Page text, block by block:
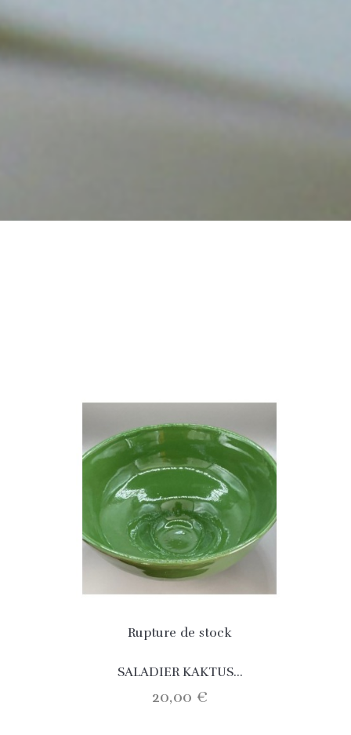
Rupture de stock
SALADIER KAKTUS...
20,00 €